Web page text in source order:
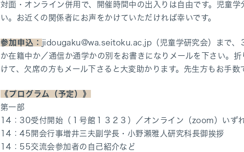
対面・オンライン併用で、開催時間中の出入りは自由です。児童
い。お近くの関係者にお声をかけていただければ幸いです。
参加申込： jidougaku@wa.seitoku.ac.jp（児童学研究会）まで、
か在籍中か／通信か通学かの別をお書きになりメールを下さい。
けて、欠席の方もメール下さると大変助かります。先生方もお手
《プログラム（予定）》
第一部
14：30受付開始（１号館１３２３）／オンライン（zoom）いず
14：45開会行事増井三夫副学長・小野瀬雅人研究科長御挨拶
14：55交流会参加者の自己紹介など